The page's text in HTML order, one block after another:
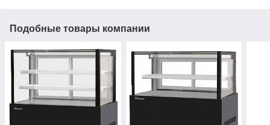
Подобные товары компании